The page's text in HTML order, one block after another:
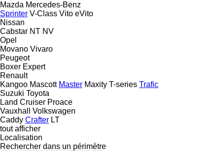
Mazda Mercedes-Benz
Sprinter V-Class Vito eVito
Nissan
Cabstar NT NV
Opel
Movano Vivaro
Peugeot
Boxer Expert
Renault
Kangoo Mascott Master Maxity T-series Trafic
Suzuki Toyota
Land Cruiser Proace
Vauxhall
Volkswagen
Caddy Crafter LT
tout afficher
Localisation
Rechercher dans un périmètre